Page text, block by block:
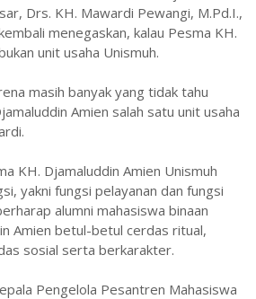
Drs. KH. Mawardi Pewangi, M.Pd.I.,
menegaskan, kalau Pesma KH.
unit usaha Unismuh.
masih banyak yang tidak tahu
Amien salah satu unit usaha
KH. Djamaluddin Amien Unismuh
yakni fungsi pelayanan dan fungsi
alumni mahasiswa binaan
Amien betul-betul cerdas ritual,
sosial serta berkarakter.
Pengelola Pesantren Mahasiswa